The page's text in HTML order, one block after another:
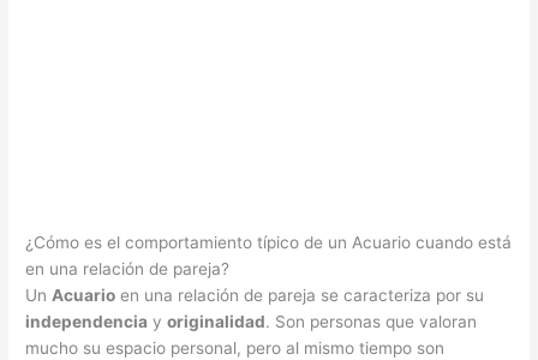
¿Cómo es el comportamiento típico de un Acuario cuando está
en una relación de pareja?
UnAcuario en una relación de pareja se caracteriza por su
independencia yoriginalidad. Son personas que valoran
mucho su espacio personal, pero al mismo tiempo son